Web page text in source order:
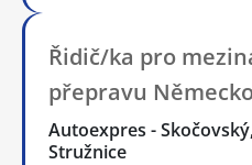
Řidič/ka pro
přepravu
Autoexpres -
Stružnice